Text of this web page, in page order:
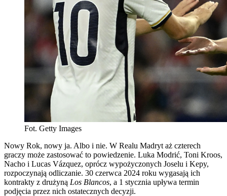
Fot. Getty Images
Nowy Rok, nowy ja. Albo i nie. W Realu Madryt aż czterech
graczy może zastosować to powiedzenie. Luka Modrić, Toni Kroos,
Nacho i Lucas Vázquez, oprócz wypożyczonych Joselu i Kepy,
rozpoczynają odliczanie. 30 czerwca 2024 roku wygasają ich
kontrakty z drużyną Los Blancos, a 1 stycznia upływa termin
podjęcia przez nich ostatecznych decyzji.